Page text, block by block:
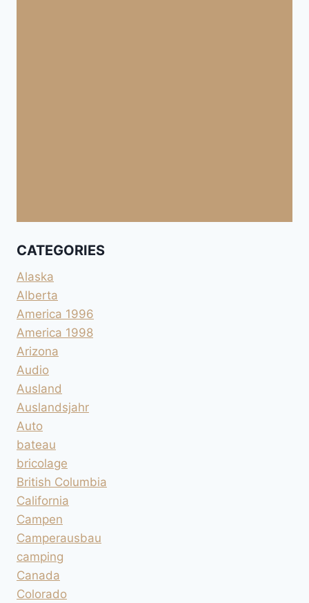
CATEGORIES
Alaska
Alberta
America 1996
America 1998
Arizona
Audio
Ausland
Auslandsjahr
Auto
bateau
bricolage
British Columbia
California
Campen
Camperausbau
camping
Canada
Colorado